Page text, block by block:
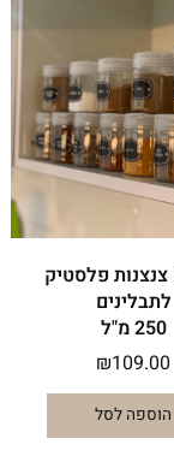
סט 15 צנצנות פלסטיק
לתבלינים
250 מ"ל
₪109.00
הוספה לסל